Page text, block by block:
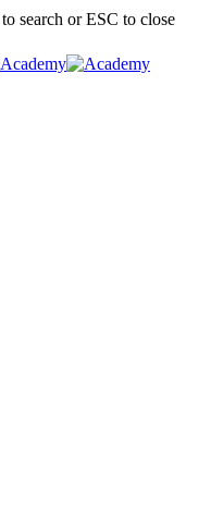
search or ESC to close